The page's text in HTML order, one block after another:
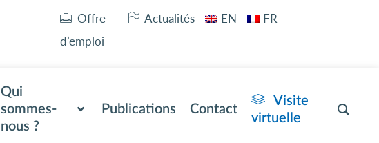
Offre
d’emploi
Actualités EN FR
Qui
sommes-
nous ?
Publications Contact
Visite
virtuelle